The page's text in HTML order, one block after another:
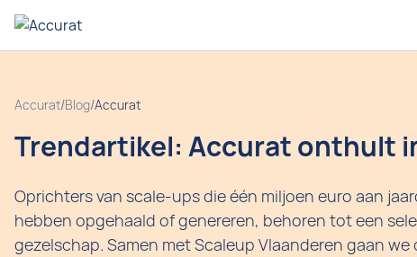
Accurat/Blog/Accurat
Trendartikel: Accurat onthult
Oprichters van scale-ups die één miljoen euro aan
hebben opgehaald of genereren, behoren tot een
gezelschap. Samen met Scaleup Vlaanderen gaan we